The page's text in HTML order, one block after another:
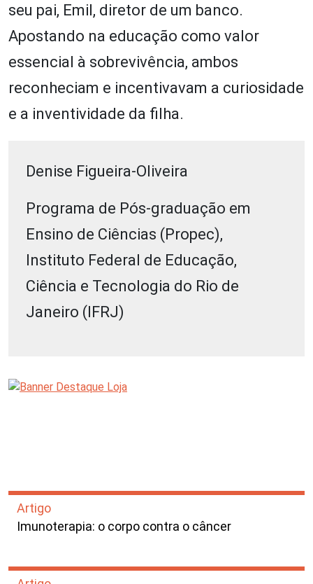
seu pai, Emil, diretor de um banco.
Apostando na educação como valor
essencial à sobrevivência, ambos
reconheciam e incentivavam a curiosidade
e a inventividade da filha.
Denise Figueira-Oliveira
Programa de Pós-graduação em
Ensino de Ciências (Propec),
Instituto Federal de Educação,
Ciência e Tecnologia do Rio de
Janeiro (IFRJ)
Artigo
Imunoterapia: o corpo contra o câncer